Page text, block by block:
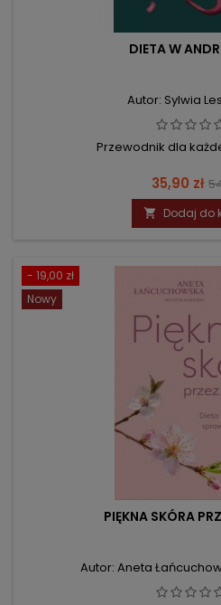
DIETA W
Autor: Sylwia
Przewodnik dla
Cena
35,90 zł
 Dodaj do
- 19,00 zł
Nowy
PIĘKNA SKÓRA
Autor: Aneta